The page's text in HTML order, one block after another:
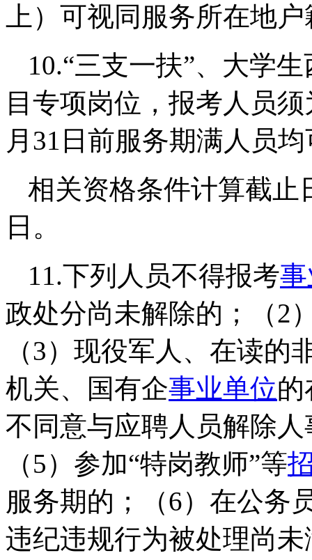
上）可视同服务所在地
10.“三支一扶”、大学
目专项岗位，报考人员
月31日前服务期满人员
相关资格条件计算截止
日。
11.下列人员不得报考
政处分尚未解除的；（2
（3）现役军人、在读的
机关、国有企事业单位的
不同意与应聘人员解除
（5）参加“特岗教师”等
服务期的；（6）在公务
违纪违规行为被处理尚